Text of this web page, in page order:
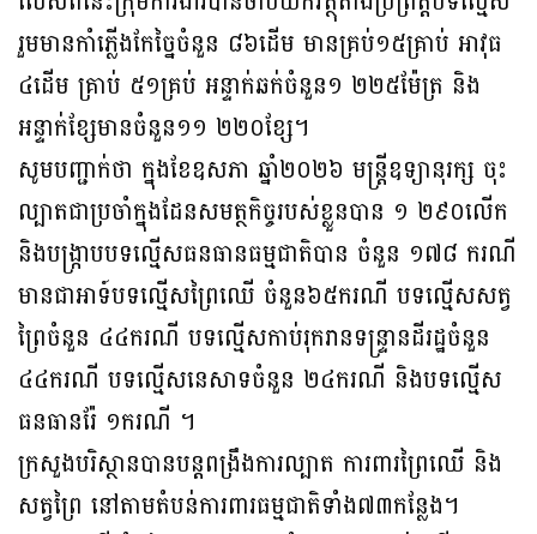
រួមមានកាំភ្លើងកែច្នៃចំនួន ៨៦ដើម មានគ្រប់១៥គ្រាប់ អាវុធ
៤ដើម គ្រាប់ ៥១គ្រប់ អន្ទាក់ឆក់ចំនួន១ ២២៥ម៉ែត្រ និង
អន្ទាក់ខ្សែមានចំនួន១១ ២២០ខ្សែ។
សូមបញ្ជាក់ថា ក្នុងខែឧសភា ឆ្នាំ២០២៦ មន្រ្តីឧទ្យានុរក្ស ចុះ
ល្បាតជាប្រចាំក្នុងដែនសមត្ថកិច្ចរបស់ខ្លួនបាន ១ ២៩០លើក
និងបង្ក្រាបបទល្មើសធនធានធម្មជាតិបាន ចំនួន ១៧៨ ករណី
មានជាអាទ៍បទល្មើសព្រៃឈើ ចំនួន៦៥ករណី បទល្មើសសត្វ
ព្រៃចំនួន ៤៤ករណី បទល្មើសកាប់រុករានទន្ទ្រានដីរដ្ឋចំនួន
៤៤ករណី បទល្មើសនេសាទចំនួន ២៤ករណី និងបទល្មើស
ធនធានរ៉ែ ១ករណី ។
ក្រសួងបរិស្ថានបានបន្តពង្រឹងការល្បាត ការពារព្រៃឈើ និង
សត្វព្រៃ នៅតាមតំបន់ការពារធម្មជាតិទាំង៧៣កន្លែង។